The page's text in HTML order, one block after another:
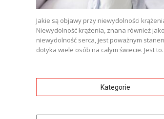
Jakie są objawy przy niewydolności
Niewydolność krążenia, znana również jako
niewydolność serca, jest poważnym
dotyka wiele osób na całym świecie. Jest
Kategorie
Kategorie